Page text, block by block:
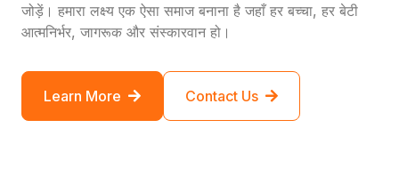
जोड़ें। हमारा लक्ष्य एक ऐसा समाज बनाना है जहाँ हर बच्चा, हर बेटी
आत्मनिर्भर, जागरूक और संस्कारवान हो।
Learn More Contact Us